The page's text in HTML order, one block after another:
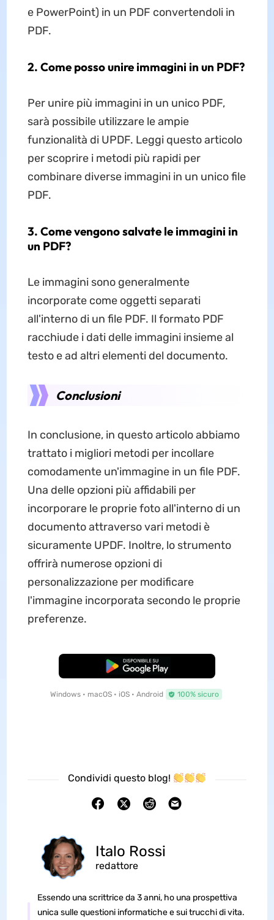
e PowerPoint) in un PDF convertendoli in
PDF.
2. Come posso unire immagini in un PDF?
Per unire più immagini in un unico PDF,
sarà possibile utilizzare le ampie
funzionalità di UPDF. Leggi questo articolo
per scoprire i metodi più rapidi per
combinare diverse immagini in un unico file
PDF.
3. Come vengono salvate le immagini in
un PDF?
Le immagini sono generalmente
incorporate come oggetti separati
all'interno di un file PDF. Il formato PDF
racchiude i dati delle immagini insieme al
testo e ad altri elementi del documento.
Conclusioni
In conclusione, in questo articolo abbiamo
trattato i migliori metodi per incollare
comodamente un'immagine in un file PDF.
Una delle opzioni più affidabili per
incorporare le proprie foto all'interno di un
documento attraverso vari metodi è
sicuramente UPDF. Inoltre, lo strumento
offrirà numerose opzioni di
personalizzazione per modificare
l'immagine incorporata secondo le proprie
preferenze.
Download Gratis
Windows • macOS • iOS • Android 100% sicuro
Condividi questo blog!
Italo Rossi
redattore
Essendo una scrittrice da 3 anni, ho una prospettiva
unica sulle questioni informatiche e sui trucchi di vita.